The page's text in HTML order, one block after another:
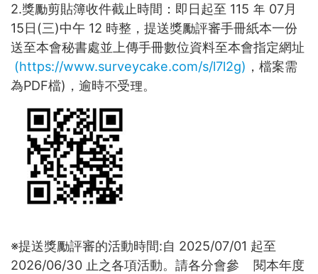
2.獎勵剪貼簿收件截止時間：即日起至 115 年 07月
15日(三)中午 12 時整，提送獎勵評審手冊紙本一份
送至本會秘書處並上傳手冊數位資料至本會指定網址
(https://www.surveycake.com/s/l7l2g) ，檔案需
為PDF檔)，逾時不受理。
※提送獎勵評審的活動時間:自 2025/07/01 起至
2026/06/30 止之各項活動。請各分會參 閱本年度